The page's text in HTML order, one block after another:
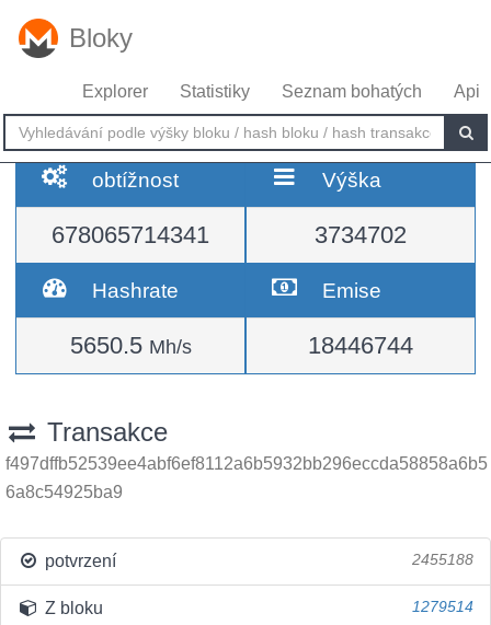
Bloky
Explorer Statistiky Seznam bohatých Api
obtížnost
678065714341
Výška
3734702
Hashrate
5650.5 Mh/s
Emise
18446744
Transakce
f497dffb52539ee4abf6ef8112a6b5932bb296eccda58858a6b5
6a8c54925ba9
potvrzení 2455188
Z bloku 1279514